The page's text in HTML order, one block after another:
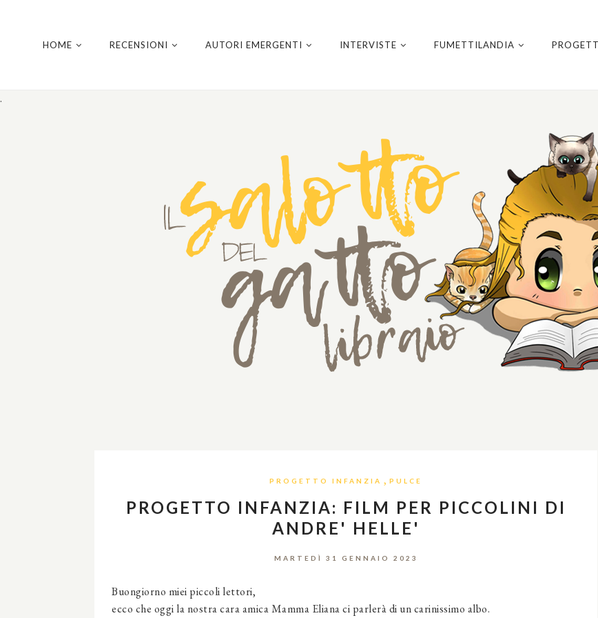
.
HOME RECENSIONI AUTORI EMERGENTI INTERVISTE FUMETTILANDIA
PROGETTO INFANZIA , PULCE
PROGETTO INFANZIA: FILM PER PICCOLINI DI
ANDRE' HELLE'
MARTEDÌ 31 GENNAIO 2023
Buongiorno miei piccoli lettori,
ecco che oggi la nostra cara amica Mamma Eliana ci parlerà di un carinissimo albo.